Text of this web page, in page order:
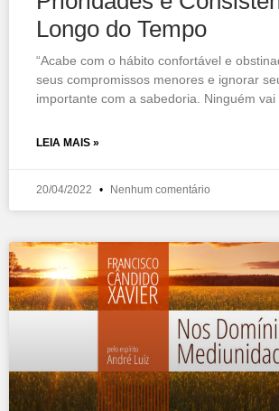
Longo do Tempo
“Acabe com o hábito confortável e
seus compromissos menores e ignorar
importante com a sabedoria. Ninguém
LEIA MAIS »
20/04/2022 Nenhum comentário